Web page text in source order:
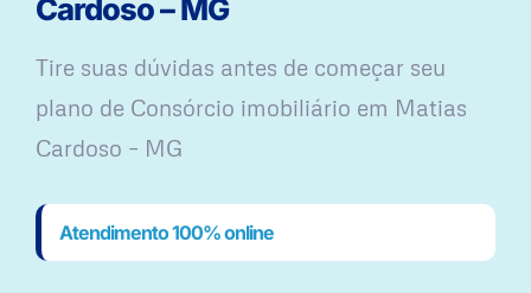
Cardoso – MG
Tire suas dúvidas antes de começar seu
plano ​de Consórcio imobiliário em Matias
Cardoso – MG
Atendimento 100% online